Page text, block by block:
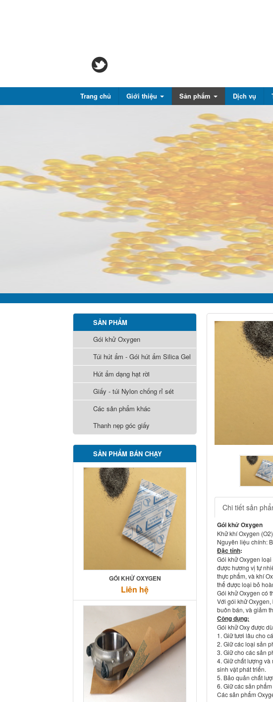
Trang chủ Giới thiệu Sản phẩm Dịch vụ
SẢN PHẨM
Gói khử Oxygen
Túi hút ẩm - Gói hút ẩm Silica Gel
Hút ẩm dạng hạt rời
Giấy - túi Nylon chống rỉ sét
Các sản phẩm khác
Thanh nẹp góc giấy
SẢN PHẨM BÁN CHẠY
GÓI KHỬ OXYGEN
Liên hệ
Chi tiết sản
Gói khử Oxygen
Khử khí Oxygen
Nguyên liệu chính:
Đặc tính:
Gói khử Oxygen
được hương vị tự
thực phẩm, và khí
thể được loại bỏ
Gói khử Oxygen có
Với gói khử
buôn bán, và giảm
Công dụng:
Gói khử Oxy được
1. Giữ tươi lâu cho
2. Giữ các loại sản
3. Giữ cho các sản
4. Giữ chất lượng
sinh vật phát triển.
5. Bảo quản chất
6. Giữ các sản
Các sản phẩm